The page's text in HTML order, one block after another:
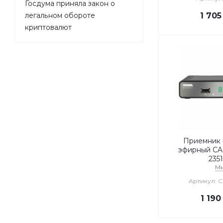
1 705
Приемник
эфирный
Артикул:
1 190
Госдума приняла закон о
легальном обороте
криптовалют